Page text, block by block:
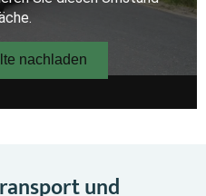
und